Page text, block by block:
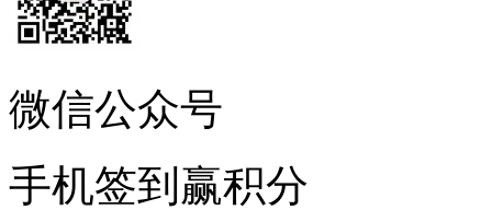
微信公众号
手机签到赢积分